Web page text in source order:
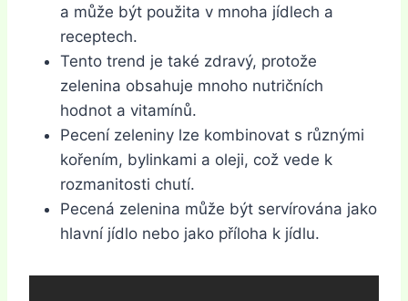
a může být použita v mnoha jídlech a
receptech.
Tento trend je také zdravý, protože
zelenina obsahuje mnoho nutričních
hodnot a vitamínů.
Pecení zeleniny lze kombinovat s různými
kořením, bylinkami a oleji, což vede k
rozmanitosti chutí.
Pecená zelenina může být servírována jako
hlavní jídlo nebo jako příloha k jídlu.